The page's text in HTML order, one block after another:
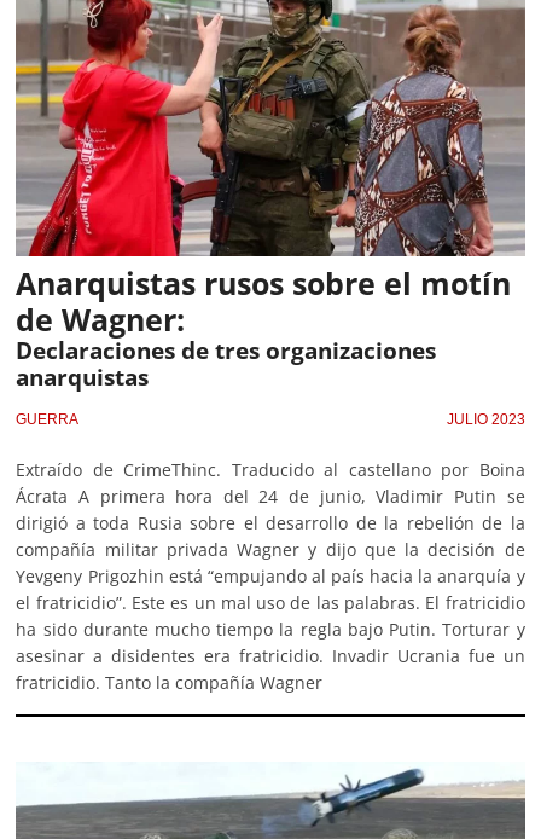
Anarquistas rusos sobre el motín
de Wagner:
Declaraciones de tres organizaciones
anarquistas
GUERRA JULIO 2023
Extraído de CrimeThinc. Traducido al castellano por Boina
Ácrata A primera hora del 24 de junio, Vladimir Putin se
dirigió a toda Rusia sobre el desarrollo de la rebelión de la
compañía militar privada Wagner y dijo que la decisión de
Yevgeny Prigozhin está “empujando al país hacia la anarquía y
el fratricidio”. Este es un mal uso de las palabras. El fratricidio
ha sido durante mucho tiempo la regla bajo Putin. Torturar y
asesinar a disidentes era fratricidio. Invadir Ucrania fue un
fratricidio. Tanto la compañía Wagner